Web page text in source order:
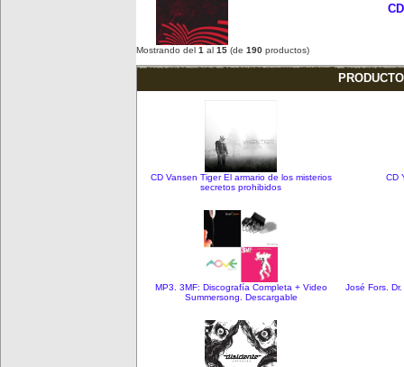
Mostrando del 1 al 15 (de 190 productos)
CD Vansen Tiger El armario de los misterios
secretos prohibidos
CD
MP3. 3MF: Discografía Completa + Video
Summersong. Descargable
José Fors.